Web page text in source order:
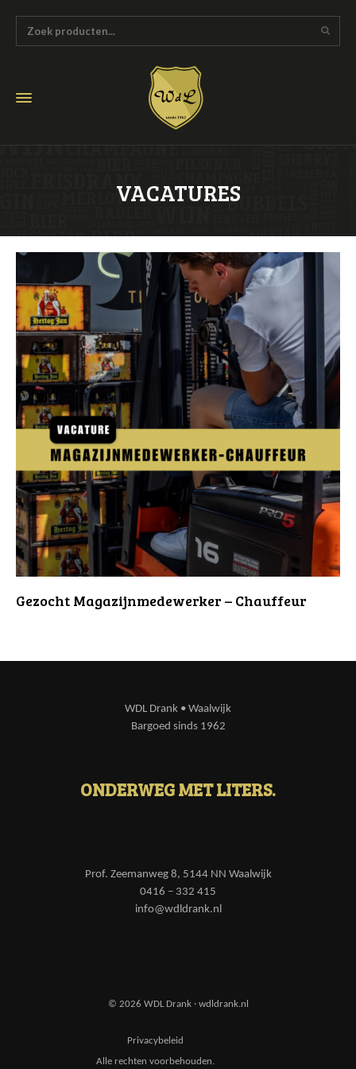
VACATURES
Gezocht Magazijnmedewerker – Chauffeur
WDL Drank • Waalwijk
Bargoed sinds 1962
ONDERWEG MET LITERS.
Prof. Zeemanweg 8, 5144 NN Waalwijk
0416 – 332 415
info@wdldrank.nl
© 2026 WDL Drank · wdldrank.nl
Privacybeleid
Alle rechten voorbehouden.